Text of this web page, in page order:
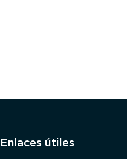
Enlaces útiles